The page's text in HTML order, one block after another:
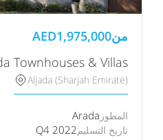
من AED1,975,000
Townhouses & Villas
Aljada (Sharjah Emirate)
المطور Arada
تاريخ التسليمQ4 2022